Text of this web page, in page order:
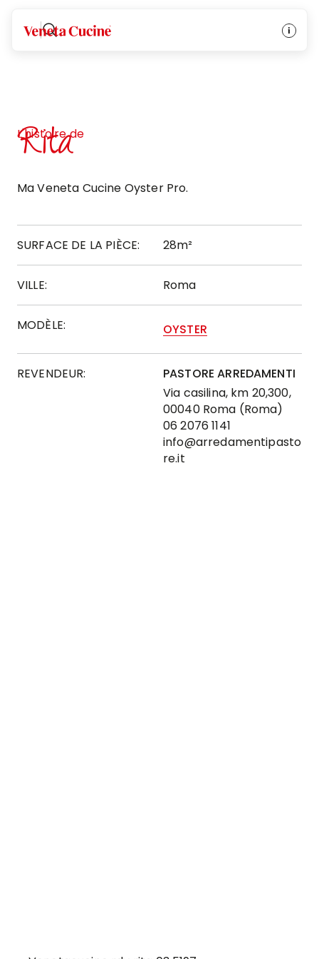
Veneta Cucine
L'histoire de
Rita
Ma Veneta Cucine Oyster Pro.
SURFACE DE LA PIÈCE: 28m²
VILLE: Roma
MODÈLE: OYSTER
REVENDEUR:
PASTORE ARREDAMENTI
Via casilina, km 20,300,
00040 Roma (Roma)
06 2076 1141
info@arredamentipasto
re.it